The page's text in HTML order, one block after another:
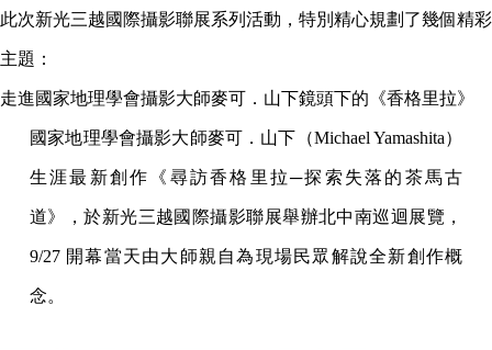
此次新光三越國際攝影聯展系列活動，特別精心規劃了幾個精彩
主題：
走進國家地理學會攝影大師麥可．山下鏡頭下的《香格里拉》
國家地理學會攝影大師麥可．山下（Michael Yamashita）
生涯最新創作《尋訪香格里拉─探索失落的茶馬古
道》，於新光三越國際攝影聯展舉辦北中南巡迴展覽，
9/27 開幕當天由大師親自為現場民眾解說全新創作概
念。